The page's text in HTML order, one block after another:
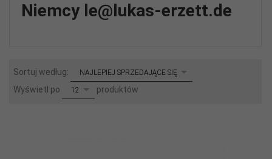
Niemcy le@lukas-erzett.de
Sortuj według: sortNAJLEPIEJ SPRZEDAJĄCE SIĘ
Wyświetl po pop12 produktów